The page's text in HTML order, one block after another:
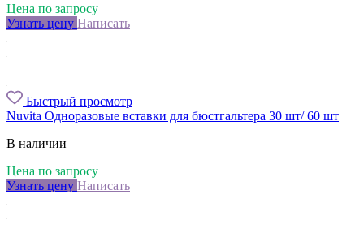
Цена по запросу
Узнать цену Написать
Быстрый просмотр
Nuvita Одноразовые вставки для бюстгальтера 30 шт/ 60 шт
В наличии
Цена по запросу
Узнать цену Написать